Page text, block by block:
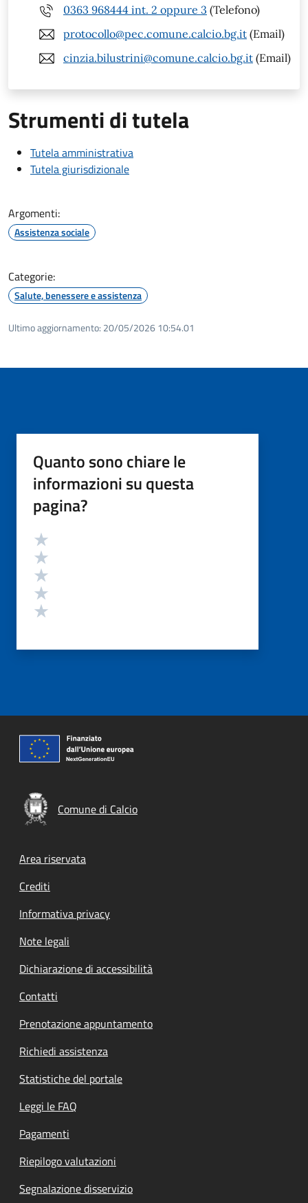
0363 968444 int. 2 oppure 3 (Telefono)
protocollo@pec.comune.calcio.bg.it (Email)
cinzia.bilustrini@comune.calcio.bg.it (Email)
Strumenti di tutela
Tutela amministrativa
Tutela giurisdizionale
Argomenti:
Assistenza sociale
Categorie:
Salute, benessere e assistenza
Ultimo aggiornamento: 20/05/2026 10:54.01
Quanto sono chiare le
informazioni su questa
pagina?
Valutazione
Comune di Calcio
Footer menu
Area riservata
Crediti
Informativa privacy
Note legali
Dichiarazione di accessibilità
Contatti
Prenotazione appuntamento
Richiedi assistenza
Statistiche del portale
Leggi le FAQ
Pagamenti
Riepilogo valutazioni
Segnalazione disservizio